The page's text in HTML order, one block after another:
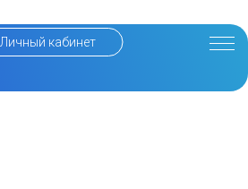
Личный кабинет